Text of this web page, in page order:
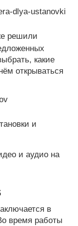
решили
какие
открываться
и
и аудио на
в
время работы